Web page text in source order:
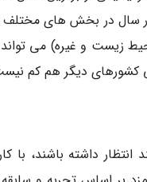
59000 دلار در سال در
و غیره) می تواند
کشورهای دیگر هم کم